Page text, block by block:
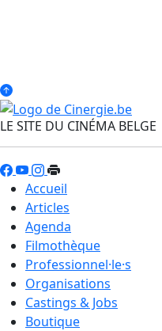
LE SITE DU CINÉMA BELGE
Accueil
Articles
Agenda
Filmothèque
Professionnel·le·s
Organisations
Castings & Jobs
Boutique